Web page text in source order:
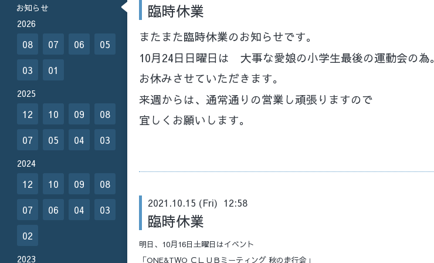
臨時休業
またまた臨時休業のお知らせです。
10月24日日曜日は 大事な愛娘の小学生最後の運動会の為。
お休みさせていただきます。
来週からは、通常通りの営業し頑張りますので
宜しくお願いします。
2021.10.15 (Fri) 12:58
臨時休業
明日、10月16日土曜日はイベント
「ONE&TWO ＣＬＵＢミーティング 秋の走行会」
お知らせ
2026
08 07 06
05
03
01
2025
12 10 09
08
07
05 04 03
2024
12 10 09
08
07
06 04
03
02
2023